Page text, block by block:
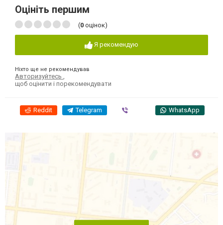
Оцініть першим
(0 оцінок)
Я рекомендую
Ніхто ще не рекомендував
Авторизуйтесь
щоб оцінити і порекомендувати
Reddit Telegram WhatsApp